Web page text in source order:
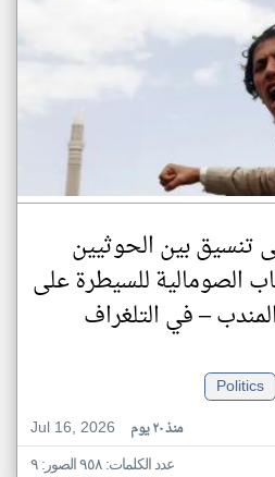
تنسيق بين الحوثيين
الصومالية للسيطرة على
– في التلغراف
Politics
Jul 16, 2026
منذ ٢٠ يوم
عدد الكلمات: ٩٥٨ الصور: ٩